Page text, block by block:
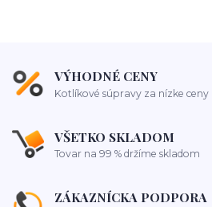
VÝHODNÉ CENY
Kotlíkové súpravy za nízke ceny
VŠETKO SKLADOM
Tovar na 99 % držíme skladom
ZÁKAZNÍCKA PODPORA